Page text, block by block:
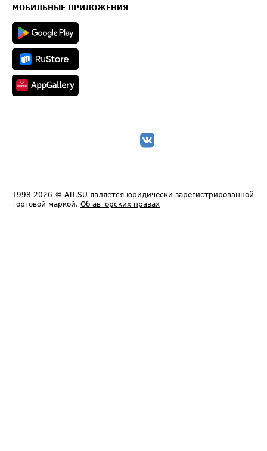
Техническая информация
МОБИЛЬНЫЕ ПРИЛОЖЕНИЯ
1998-2026 © ATI.SU является юридически зарегистрированной
торговой маркой. Об авторских правах